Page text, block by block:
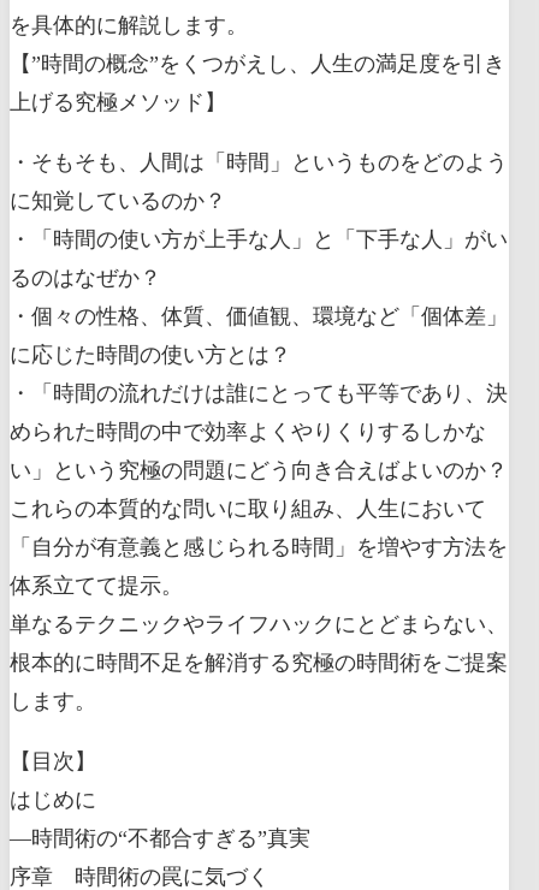
を具体的に解説します。
【”時間の概念”をくつがえし、人生の満足度を引き
上げる究極メソッド】
・そもそも、人間は「時間」というものをどのよう
に知覚しているのか？
・「時間の使い方が上手な人」と「下手な人」がい
るのはなぜか？
・個々の性格、体質、価値観、環境など「個体差」
に応じた時間の使い方とは？
・「時間の流れだけは誰にとっても平等であり、決
められた時間の中で効率よくやりくりするしかな
い」という究極の問題にどう向き合えばよいのか？
これらの本質的な問いに取り組み、人生において
「自分が有意義と感じられる時間」を増やす方法を
体系立てて提示。
単なるテクニックやライフハックにとどまらない、
根本的に時間不足を解消する究極の時間術をご提案
します。
【目次】
はじめに
―時間術の“不都合すぎる”真実
序章 時間術の罠に気づく